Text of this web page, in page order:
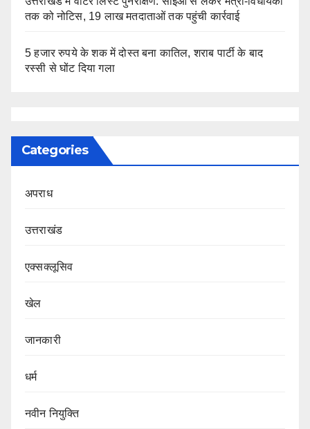
तक को नोटिस, 19 लाख मतदाताओं तक पहुंची कार्रवाई
5 हजार रुपये के शक में दोस्त बना कातिल, शराब पार्टी के बाद
रस्सी से घोंट दिया गला
Categories
अपराध
उत्तराखंड
एक्सक्लूसिव
खेल
जानकारी
धर्म
नवीन नियुक्ति